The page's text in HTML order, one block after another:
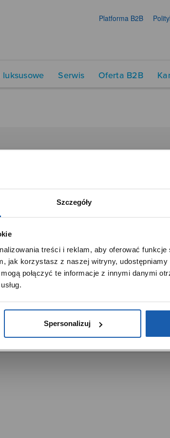
Szczegóły
treści i reklam, aby oferować funkcje
jak korzystasz z naszej witryny, udostępniamy
połączyć te informacje z innymi danymi
Spersonalizuj
Platforma B2B
luksusowe Serwis Oferta B2B
Time Trend
Salony muzyczne Riff
Noble Place
SZANOWNA UŻYTKOWNICZKO
cookie w celach analitycznych,
w tym aby analizować ruch w tej
jej działanie oraz zapamiętywać Twoje
SIĘ WIĘCEJ PRZEJDŹ DO SERWISU